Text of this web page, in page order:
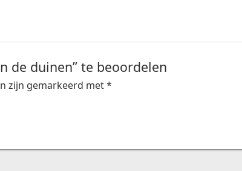
de duinen” te beoordelen
zijn gemarkeerd met*